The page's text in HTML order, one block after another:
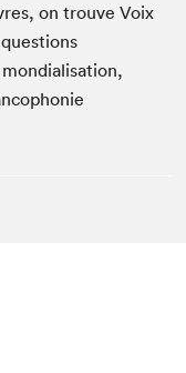
on trouve Voix